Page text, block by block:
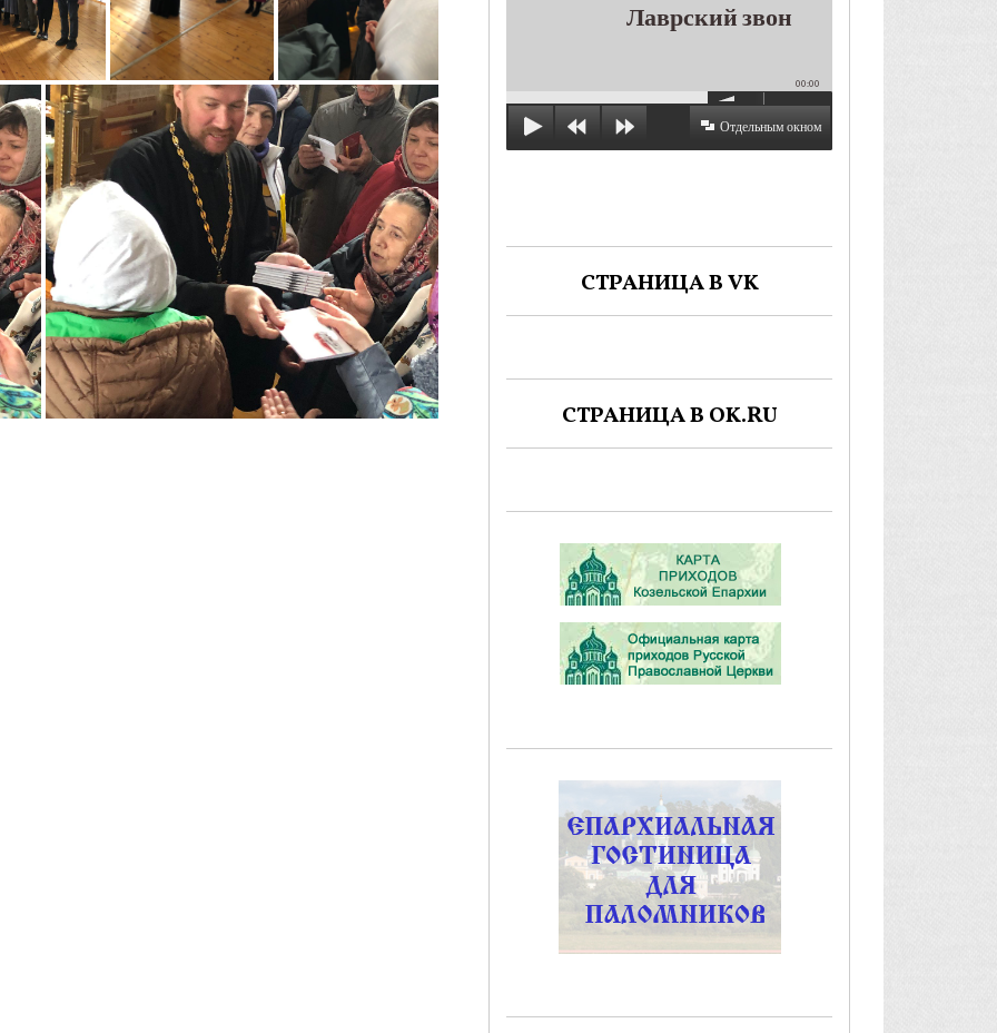
Лаврский звон
00:00
Отдельным окном
СТРАНИЦА В VK
СТРАНИЦА В OK.RU